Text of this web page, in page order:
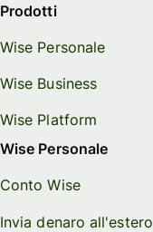
Prodotti
Wise Personale
Wise Business
Wise Platform
Wise Personale
Conto Wise
Invia denaro all'estero